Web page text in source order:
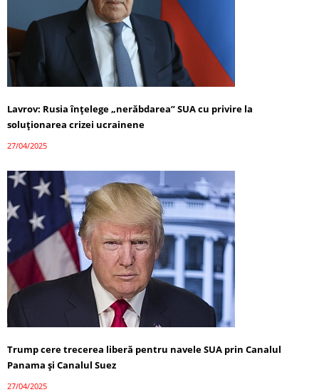
Lavrov: Rusia înțelege „nerăbdarea” SUA cu privire la
soluționarea crizei ucrainene
27/04/2025
Trump cere trecerea liberă pentru navele SUA prin Canalul
Panama și Canalul Suez
27/04/2025